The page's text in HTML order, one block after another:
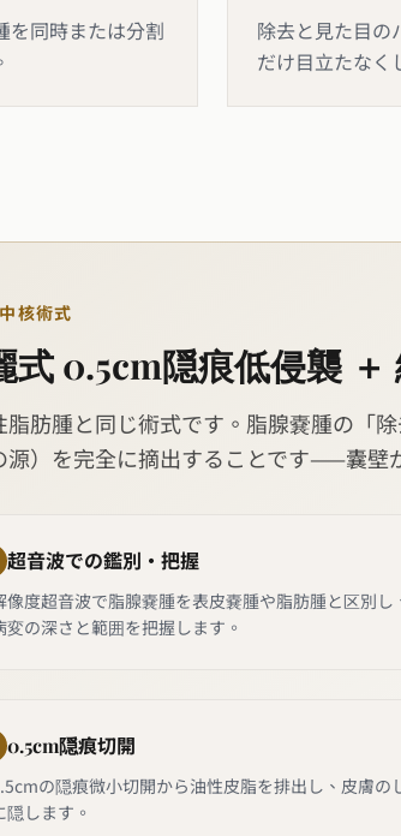
を同時または分割
除去と見た目の
だけ目立たなく
核術式
式 0.5cm隠痕低侵襲
脂肪腫と同じ術式です。脂腺嚢腫の「
源）を完全に摘出することです——囊壁
超音波での鑑別・把握
像度超音波で脂腺嚢腫を表皮嚢腫や脂肪腫と区別し
変の深さと範囲を把握します。
0.5cm隠痕切開
の隠痕微小切開から油性皮脂を排出し、皮膚の
隠します。